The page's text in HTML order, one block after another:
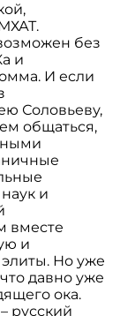
без
и
И если
Соловьеву,
общаться,
и
вместе
и
Но уже
давно уже
ока.
русский